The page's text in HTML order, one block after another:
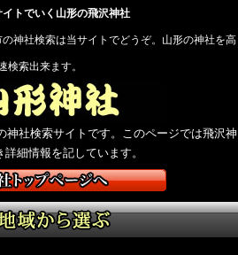
トでいく山形の飛沢神社
神社検索は当サイトでどうぞ。山形の神社を高
検索出来ます。
神社検索サイトです。このページでは飛沢神
細情報を記しています。